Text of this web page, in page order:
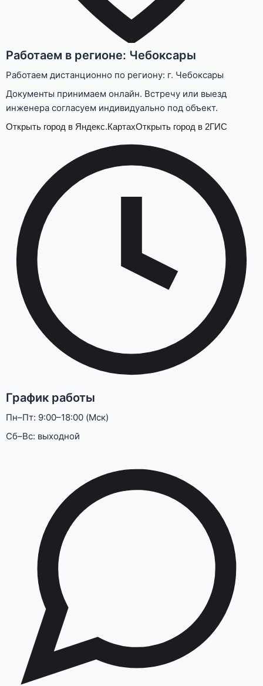
Работаем в регионе: Чебоксары
Работаем дистанционно по региону: г. Чебоксары
Документы принимаем онлайн. Встречу или выезд
инженера согласуем индивидуально под объект.
Открыть город в Яндекс.КартахОткрыть город в 2ГИС
График работы
Пн–Пт: 9:00–18:00 (Мск)
Сб–Вс: выходной